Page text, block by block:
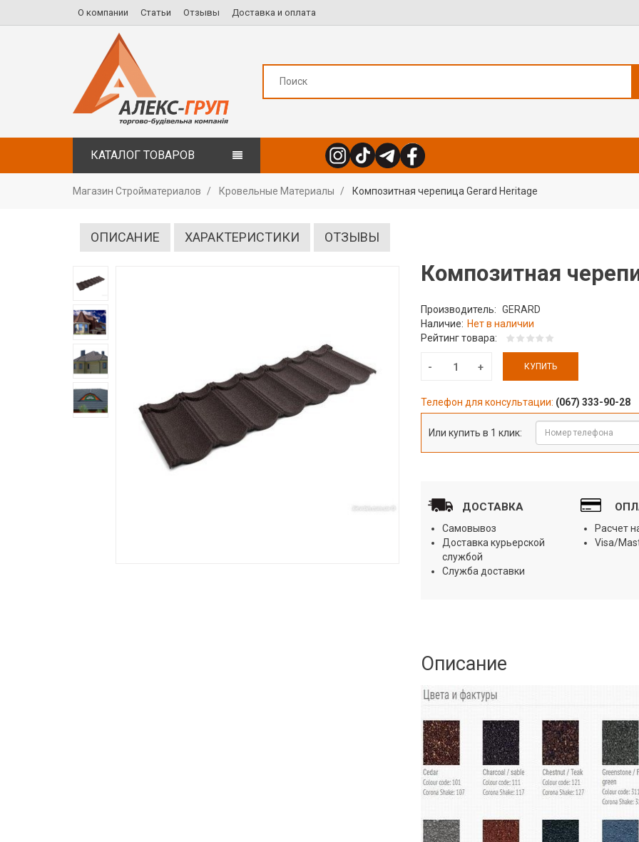
О компании Статьи Отзывы Доставка и оплата
КАТАЛОГ ТОВАРОВ
Магазин Стройматериалов Кровельные Материалы Композитная черепица Gerard Heritage
ОПИСАНИЕ ХАРАКТЕРИСТИКИ ОТЗЫВЫ
Композитная
Производитель: GERARD
Наличие: Нет в наличии
Рейтинг товара:
КУПИТЬ
Телефон для консультации: (067) 333-90-28
Или купить в 1 клик:
ДОСТАВКА
Самовывоз
Доставка курьерской
службой
Служба доставки
Расчет
Visa/
Описание